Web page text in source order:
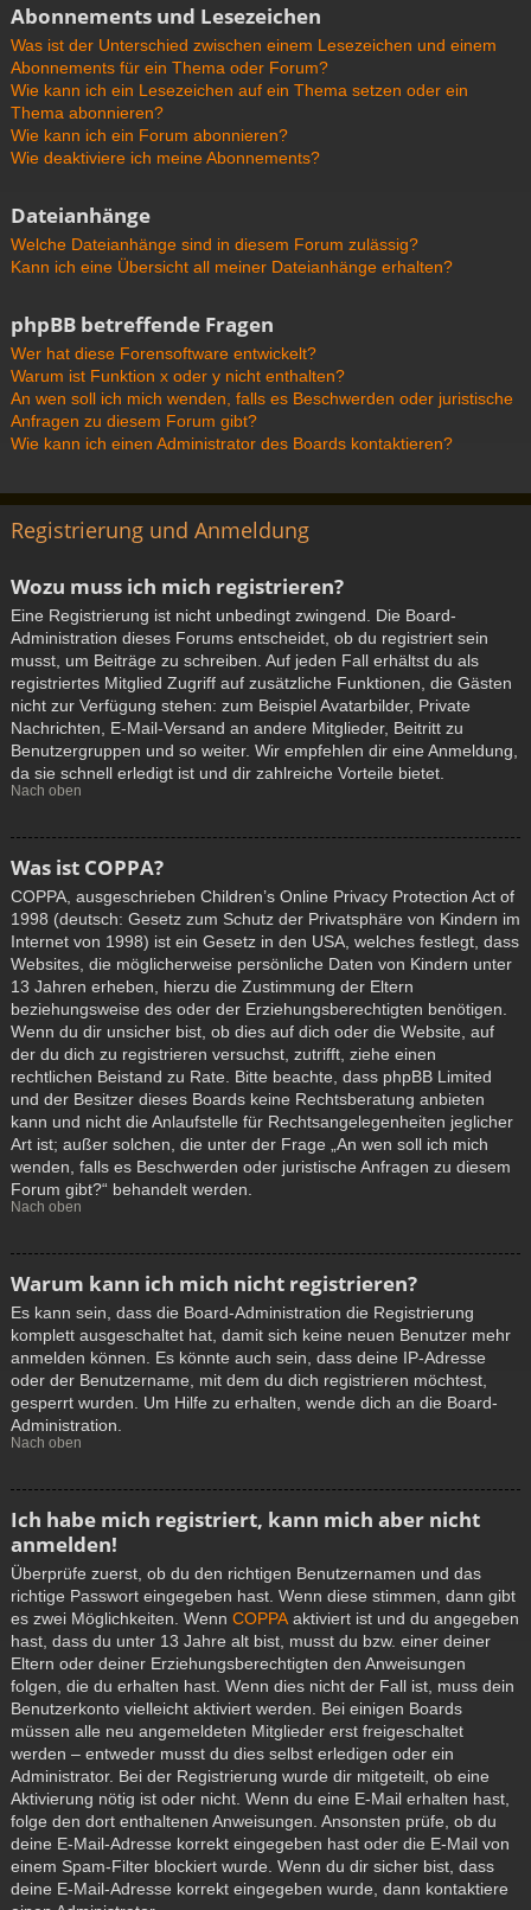
Abonnements und Lesezeichen
Was ist der Unterschied zwischen einem Lesezeichen und einem
Abonnements für ein Thema oder Forum?
Wie kann ich ein Lesezeichen auf ein Thema setzen oder ein
Thema abonnieren?
Wie kann ich ein Forum abonnieren?
Wie deaktiviere ich meine Abonnements?
Dateianhänge
Welche Dateianhänge sind in diesem Forum zulässig?
Kann ich eine Übersicht all meiner Dateianhänge erhalten?
phpBB betreffende Fragen
Wer hat diese Forensoftware entwickelt?
Warum ist Funktion x oder y nicht enthalten?
An wen soll ich mich wenden, falls es Beschwerden oder juristische
Anfragen zu diesem Forum gibt?
Wie kann ich einen Administrator des Boards kontaktieren?
Registrierung und Anmeldung
Wozu muss ich mich registrieren?
Eine Registrierung ist nicht unbedingt zwingend. Die Board-
Administration dieses Forums entscheidet, ob du registriert sein
musst, um Beiträge zu schreiben. Auf jeden Fall erhältst du als
registriertes Mitglied Zugriff auf zusätzliche Funktionen, die Gästen
nicht zur Verfügung stehen: zum Beispiel Avatarbilder, Private
Nachrichten, E-Mail-Versand an andere Mitglieder, Beitritt zu
Benutzergruppen und so weiter. Wir empfehlen dir eine Anmeldung,
da sie schnell erledigt ist und dir zahlreiche Vorteile bietet.
Nach oben
Was ist COPPA?
COPPA, ausgeschrieben Children’s Online Privacy Protection Act of
1998 (deutsch: Gesetz zum Schutz der Privatsphäre von Kindern im
Internet von 1998) ist ein Gesetz in den USA, welches festlegt, dass
Websites, die möglicherweise persönliche Daten von Kindern unter
13 Jahren erheben, hierzu die Zustimmung der Eltern
beziehungsweise des oder der Erziehungsberechtigten benötigen.
Wenn du dir unsicher bist, ob dies auf dich oder die Website, auf
der du dich zu registrieren versuchst, zutrifft, ziehe einen
rechtlichen Beistand zu Rate. Bitte beachte, dass phpBB Limited
und der Besitzer dieses Boards keine Rechtsberatung anbieten
kann und nicht die Anlaufstelle für Rechtsangelegenheiten jeglicher
Art ist; außer solchen, die unter der Frage „An wen soll ich mich
wenden, falls es Beschwerden oder juristische Anfragen zu diesem
Forum gibt?“ behandelt werden.
Nach oben
Warum kann ich mich nicht registrieren?
Es kann sein, dass die Board-Administration die Registrierung
komplett ausgeschaltet hat, damit sich keine neuen Benutzer mehr
anmelden können. Es könnte auch sein, dass deine IP-Adresse
oder der Benutzername, mit dem du dich registrieren möchtest,
gesperrt wurden. Um Hilfe zu erhalten, wende dich an die Board-
Administration.
Nach oben
Ich habe mich registriert, kann mich aber nicht
anmelden!
Überprüfe zuerst, ob du den richtigen Benutzernamen und das
richtige Passwort eingegeben hast. Wenn diese stimmen, dann gibt
es zwei Möglichkeiten. Wenn COPPA aktiviert ist und du angegeben
hast, dass du unter 13 Jahre alt bist, musst du bzw. einer deiner
Eltern oder deiner Erziehungsberechtigten den Anweisungen
folgen, die du erhalten hast. Wenn dies nicht der Fall ist, muss dein
Benutzerkonto vielleicht aktiviert werden. Bei einigen Boards
müssen alle neu angemeldeten Mitglieder erst freigeschaltet
werden – entweder musst du dies selbst erledigen oder ein
Administrator. Bei der Registrierung wurde dir mitgeteilt, ob eine
Aktivierung nötig ist oder nicht. Wenn du eine E-Mail erhalten hast,
folge den dort enthaltenen Anweisungen. Ansonsten prüfe, ob du
deine E-Mail-Adresse korrekt eingegeben hast oder die E-Mail von
einem Spam-Filter blockiert wurde. Wenn du dir sicher bist, dass
deine E-Mail-Adresse korrekt eingegeben wurde, dann kontaktiere